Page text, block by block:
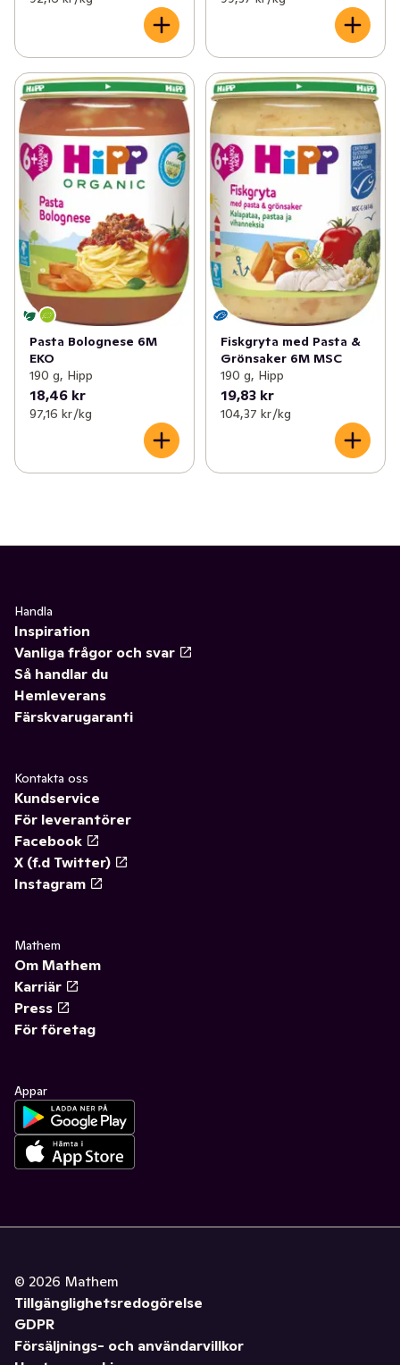
Pasta Bolognese 6M
EKO
190 g, Hipp
18,46 kr
97,16 kr /kg
Fiskgryta med Pasta &
Grönsaker 6M MSC
190 g, Hipp
19,83 kr
104,37 kr /kg
Handla
Inspiration
Vanliga frågor och svar
Så handlar du
Hemleverans
Färskvarugaranti
Kontakta oss
Kundservice
För leverantörer
Facebook
X (f.d Twitter)
Instagram
Mathem
Om Mathem
Karriär
Press
För företag
Appar
© 2026 Mathem
Tillgänglighetsredogörelse
GDPR
Försäljnings- och användarvillkor